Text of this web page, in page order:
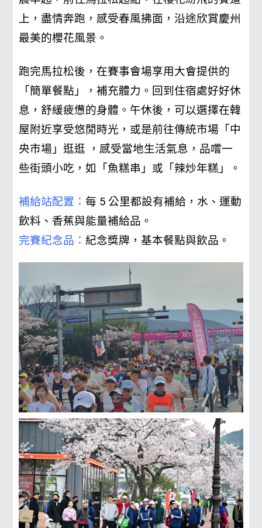
上，盡情奔跑，感受春風拂面，沿途欣賞慶州
最美的櫻花風景。
跑完馬拉松後，在賽事會場享用大會提供的
「簡單餐點」，補充體力。回到住宿處好好休
息，舒緩疲憊的身體。 午休後，可以選擇在韓
屋附近享受悠閒時光，或是前往傳統市場「中
央市場」逛逛 ，感受當地生活氣息，品嚐一
些街頭小吃，如「魚糕串」或「辣炒年糕」。
補給站配置： 每 5 公里都設有補給，水、運動
飲料、香蕉與能量補給品。
完賽紀念品： 紀念獎牌，基本餐點與飲品。